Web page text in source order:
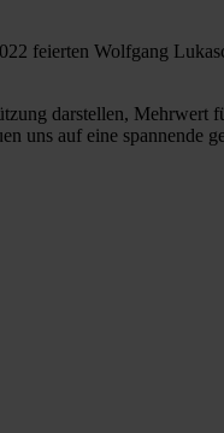
feierten Wolfgang
darstellen, Mehrwert
uns auf eine spannende